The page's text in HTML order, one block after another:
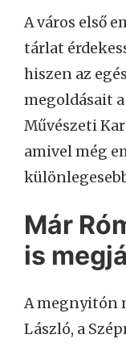
A város első
tárlat
hiszen az
megoldásait
Művészeti
amivel még
Már
is
A megnyitón
László, a